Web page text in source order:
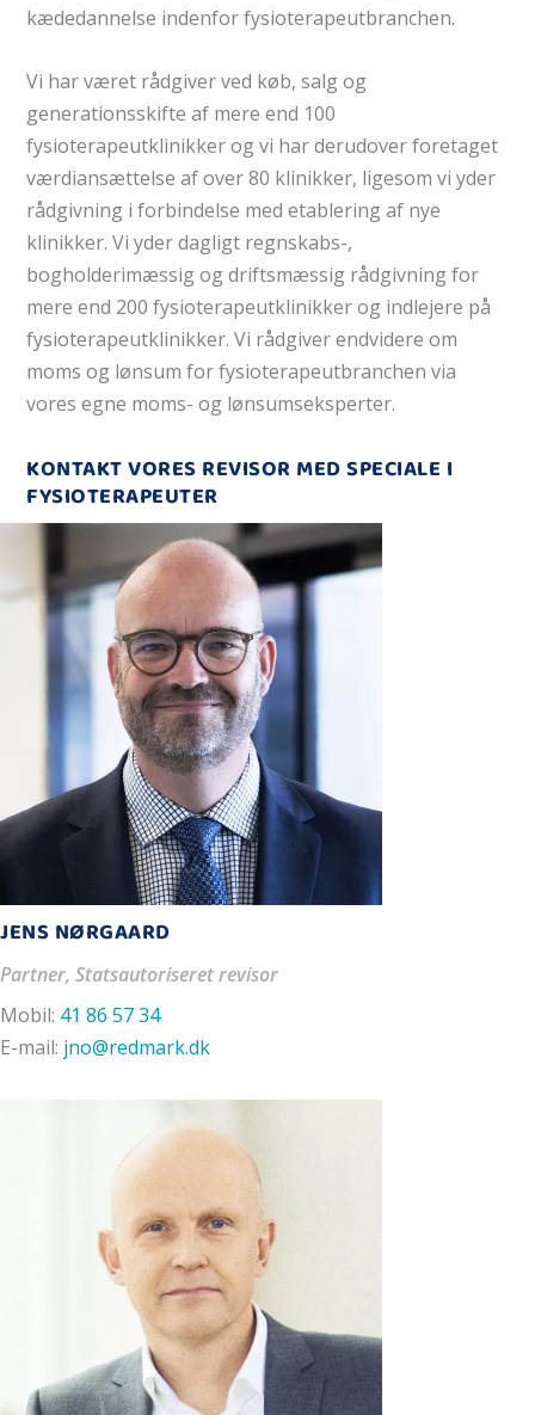
kædedannelse indenfor fysioterapeutbranchen.
Vi har været rådgiver ved køb, salg og
generationsskifte af mere end 100
fysioterapeutklinikker og vi har derudover foretaget
værdiansættelse af over 80 klinikker, ligesom vi yder
rådgivning i forbindelse med etablering af nye
klinikker. Vi yder dagligt regnskabs-,
bogholderimæssig og driftsmæssig rådgivning for
mere end 200 fysioterapeutklinikker og indlejere på
fysioterapeutklinikker. Vi rådgiver endvidere om
moms og lønsum for fysioterapeutbranchen via
vores egne moms- og lønsumseksperter.
KONTAKT VORES REVISOR MED SPECIALE I
FYSIOTERAPEUTER
JENS NØRGAARD
Partner, Statsautoriseret revisor
Mobil: 41 86 57 34
E-mail: jno@redmark.dk